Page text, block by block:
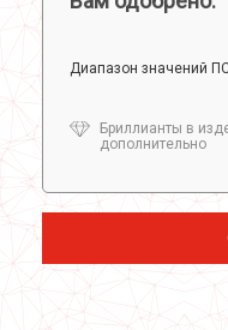
Диапазон значений
Бриллианты в
дополнительно